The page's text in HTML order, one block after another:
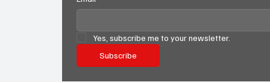
Yes, subscribe me to your newsletter.
Subscribe